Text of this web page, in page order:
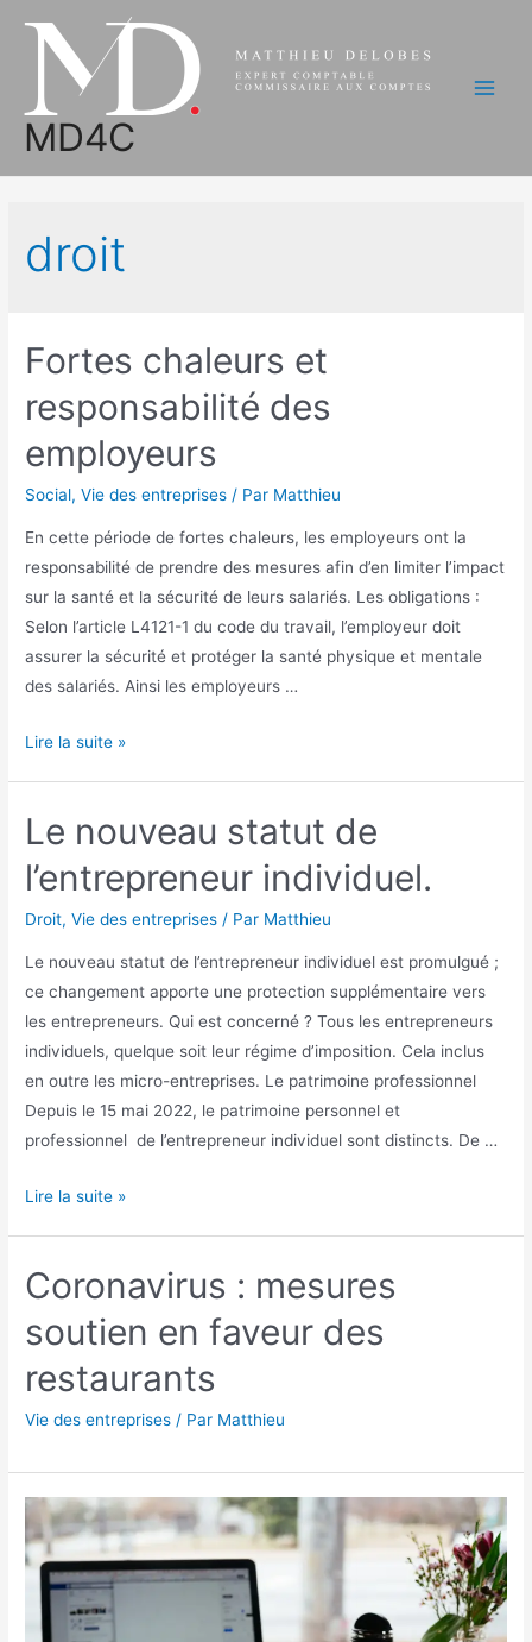
MD4C
droit
Fortes chaleurs et
responsabilité des
employeurs
Social,Vie des entreprises / Par Matthieu
En cette période de fortes chaleurs, les employeurs ont la
responsabilité de prendre des mesures afin d’en limiter l’impact
sur la santé et la sécurité de leurs salariés. Les obligations :
Selon l’article L4121-1 du code du travail, l’employeur doit
assurer la sécurité et protéger la santé physique et mentale
des salariés. Ainsi les employeurs …
Fortes
responsabilité
employeurs
Lire la suite »
Le nouveau statut de
l’entrepreneur individuel.
Droit,Vie des entreprises / Par Matthieu
Le nouveau statut de l’entrepreneur individuel est promulgué ;
ce changement apporte une protection supplémentaire vers
les entrepreneurs. Qui est concerné ? Tous les entrepreneurs
individuels, quelque soit leur régime d’imposition. Cela inclus
en outre les micro-entreprises. Le patrimoine professionnel
Depuis le 15 mai 2022, le patrimoine personnel et
professionnel de l’entrepreneur individuel sont distincts. De …
Le
de
l’entrepreneur
individuel.
Lire la suite »
Coronavirus : mesures
soutien en faveur des
restaurants
Vie des entreprises / Par Matthieu